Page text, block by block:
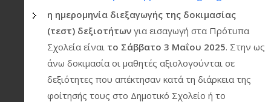
η ημερομηνία διεξαγωγής της δοκιμασίας
(τεστ) δεξιοτήτων για εισαγωγή στα Πρότυπα
Σχολεία είναι το Σάββατο 3 Μαΐου 2025. Στην ως
άνω δοκιμασία οι μαθητές αξιολογούνται σε
δεξιότητες που απέκτησαν κατά τη διάρκεια της
φοίτησής τους στο Δημοτικό Σχολείο ή το